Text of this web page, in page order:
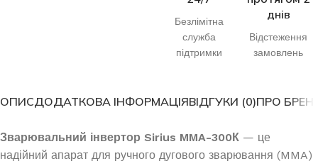
Безлімітна
служба
підтримки
днів
Відстеження
замовлень
ОПИСДОДАТКОВА ІНФОРМАЦІЯВІДГУКИ (0)ПРО
Зварювальний інвертор Sirius MMA-300К — це
надійний апарат для ручного дугового зварювання (MMA)